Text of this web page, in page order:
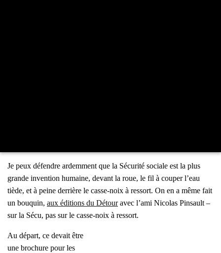
Je peux défendre ardem­ment que la Sécu­ri­té sociale est la plus
grande inven­tion humaine, devant la roue, le fil à cou­per l’eau
tiède, et à peine der­rière le casse-noix à res­sort. On en a même fait
un bou­quin, aux édi­tions du Détouravec l’a­mi Nico­las Pin­sault –
sur la Sécu, pas sur le casse-noix à res­sort.
Au départ, ce devait être
une bro­chure pour les